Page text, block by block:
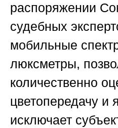
распоряжении
судебных
мобильные
люксметры,
количественно
цветопередачу и
исключает